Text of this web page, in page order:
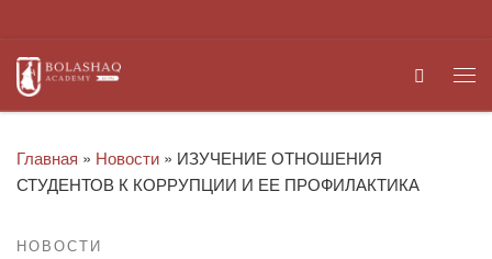
Search
Главная » Новости » ИЗУЧЕНИЕ ОТНОШЕНИЯ
СТУДЕНТОВ К КОРРУПЦИИ И ЕЕ ПРОФИЛАКТИКА
НОВОСТИ